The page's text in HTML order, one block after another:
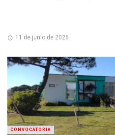
11 de junio de 2026
CONVOCATORIA